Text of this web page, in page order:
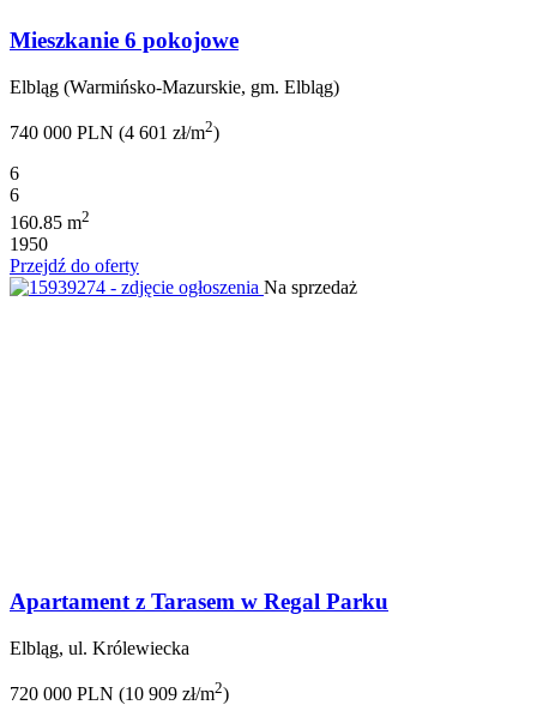
Mieszkanie 6 pokojowe
Elbląg (Warmińsko-Mazurskie, gm. Elbląg)
740 000 PLN (4 601 zł/m2)
6
6
160.85 m2
1950
Przejdź do oferty
Na sprzedaż
Apartament z Tarasem w Regal Parku
Elbląg, ul. Królewiecka
720 000 PLN (10 909 zł/m2)